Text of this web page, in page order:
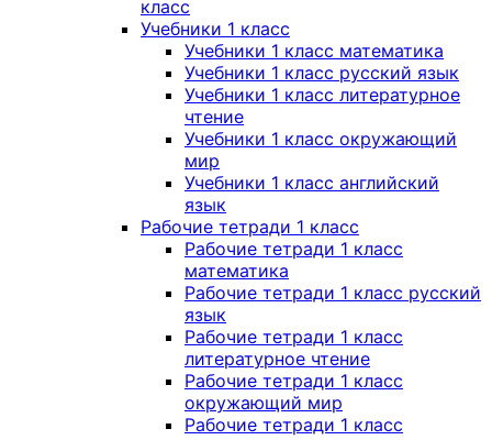
класс
Учебники 1 класс
Учебники 1 класс математика
Учебники 1 класс русский язык
Учебники 1 класс литературное
чтение
Учебники 1 класс окружающий
мир
Учебники 1 класс английский
язык
Рабочие тетради 1 класс
Рабочие тетради 1 класс
математика
Рабочие тетради 1 класс русский
язык
Рабочие тетради 1 класс
литературное чтение
Рабочие тетради 1 класс
окружающий мир
Рабочие тетради 1 класс